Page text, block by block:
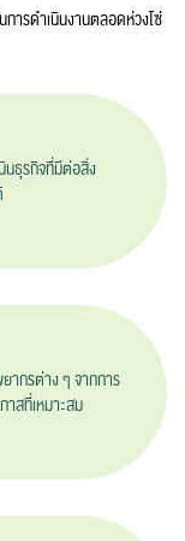
การดำเนินงานตลอดห่วงโซ่
นธุรกิจที่มีต่อสิ่ง
ากรต่าง ๆจากการ
าสที่เหมาะสม